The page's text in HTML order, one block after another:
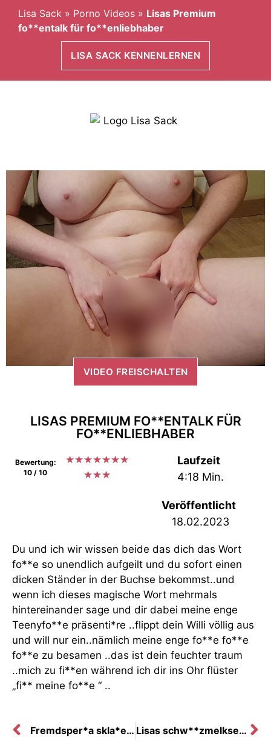
Lisa Sack » Porno Videos » Lisas Premium
fo**entalk für fo**enliebhaber
LISA SACK KENNENLERNEN
VIDEO FREISCHALTEN
LISAS PREMIUM FO**ENTALK FÜR
FO**ENLIEBHABER
Bewertung:
10 / 10
★★★★★★★
★★★
Laufzeit
4:18 Min.
Veröffentlicht
18.02.2023
Du und ich wir wissen beide das dich das Wort
fo**e so unendlich aufgeilt und du sofort einen
dicken Ständer in der Buchse bekommst..und
wenn ich dieses magische Wort mehrmals
hintereinander sage und dir dabei meine enge
Teenyfo**e präsenti*re ..flippt dein Willi völlig aus
und will nur ein..nämlich meine enge fo**e fo**e
fo**e zu besamen ..das ist dein feuchter traum
..mich zu fi**en während ich dir ins Ohr flüster
„fi** meine fo**e “ ..
Fremdsper*a skla*e lec* mich sauber !!!! Lisas schw**zmelksession für brave skla*enschwä**e !